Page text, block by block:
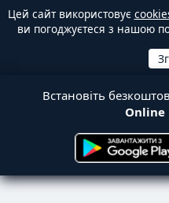
Цей сайт використовує
ви погоджуєтеся з нашою
Встановіть
Online